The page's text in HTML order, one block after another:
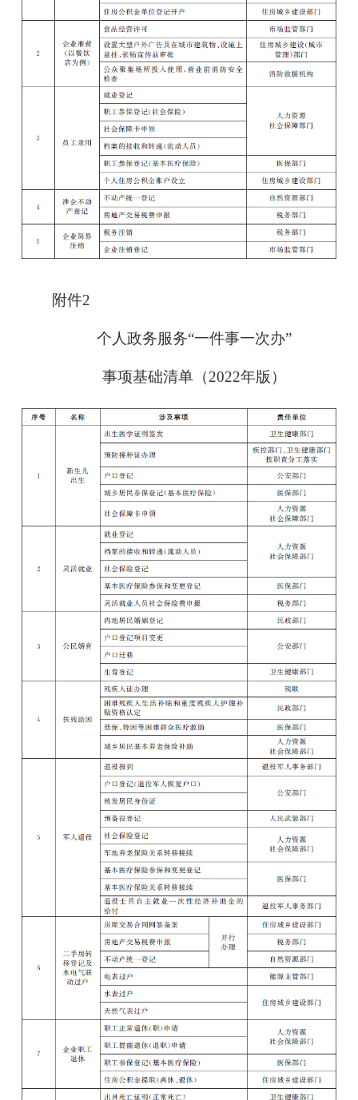
附件2
个人政务服务“一件事一次办”
事项基础清单（2022年版）